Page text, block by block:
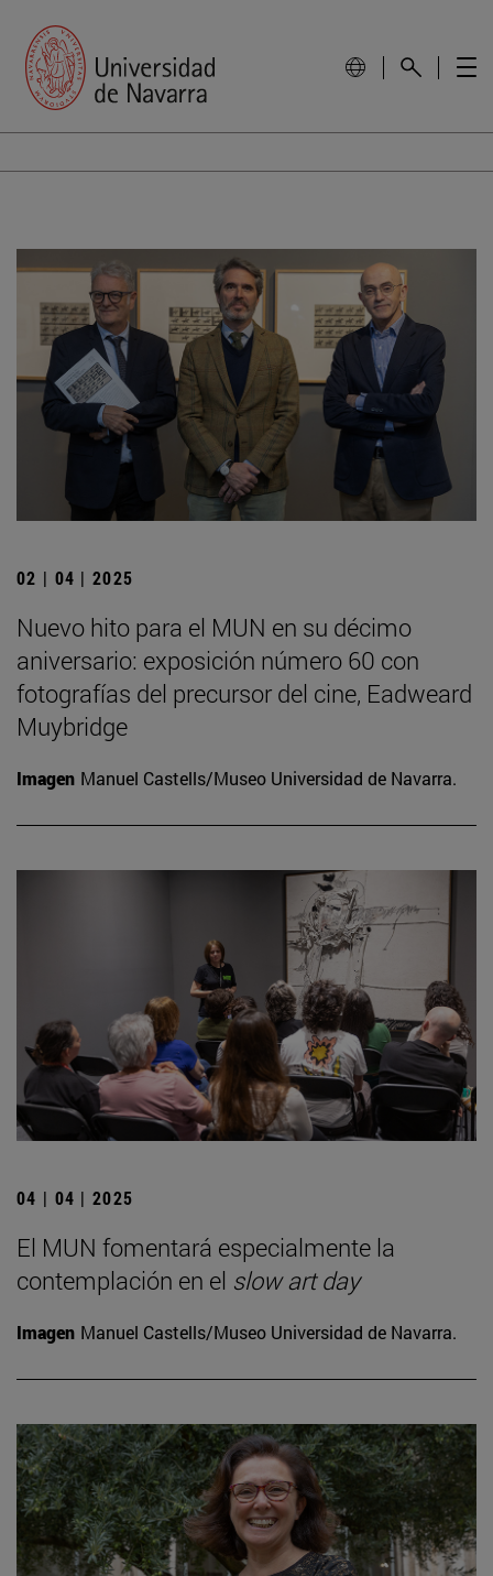
02 | 04 | 2025
Nuevo hito para el MUN en su décimo
aniversario: exposición número 60 con
fotografías del precursor del cine, Eadweard
Muybridge
Imagen Manuel Castells/Museo Universidad de Navarra.
04 | 04 | 2025
El MUN fomentará especialmente la
contemplación en el slow art day
Imagen Manuel Castells/Museo Universidad de Navarra.